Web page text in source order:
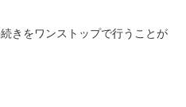
きをワンストップで行うことが